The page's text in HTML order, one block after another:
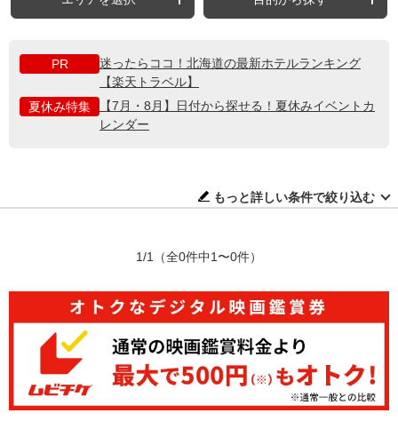
PR
迷ったらココ！北海道の最新ホテルランキング
【楽天トラベル】
夏休み特集
【7月・8月】日付から探せる！夏休みイベントカ
レンダー
もっと詳しい条件で絞り込む
1/1 （全0件中1〜0件）